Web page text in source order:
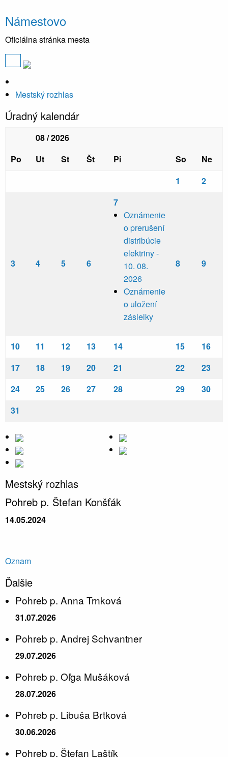
Námestovo
Oficiálna stránka mesta
Mestský rozhlas
Úradný kalendár
08 / 2026
Po
Ut St Št Pi So
Ne
1
2
3 4 5 6
7
Oznámenie
o prerušení
distribúcie
elektriny -
10. 08.
2026
Oznámenie
o uložení
zásielky
8 9
10 11 12 13 14 15
16
17
18 19 20 21 22
23
24
25 26 27 28 29
30
31
Mestský rozhlas
Pohreb p. Štefan Konšťák
14.05.2024
Oznam
Ďalšie
Pohreb p. Anna Trnková
31.07.2026
Pohreb p. Andrej Schvantner
29.07.2026
Pohreb p. Oľga Mušáková
28.07.2026
Pohreb p. Libuša Brtková
30.06.2026
Pohreb p. Štefan Laštík